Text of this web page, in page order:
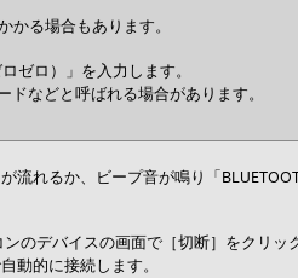
る場合もあります。
ゼロ）」を入力します。
などと呼ばれる場合があります。
れるか、ビープ音が鳴り「
デバイスの画面で［切断］をクリッ
動的に接続します。